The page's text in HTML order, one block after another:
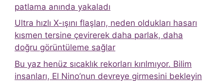
patlama anında yakaladı
Ultra hızlı X-ışını flaşları, neden oldukları hasarı
kısmen tersine çevirerek daha parlak, daha
doğru görüntüleme sağlar
Bu yaz henüz sıcaklık rekorları kırılmıyor. Bilim
insanları, El Nino’nun devreye girmesini bekleyin